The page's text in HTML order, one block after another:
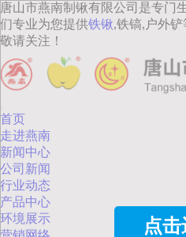
点击
唐山市燕南制锹有限公司是专门
们专业为您提供铁锹,铁镐,户外铲
敬请关注！
首页
走进燕南
新闻中心
公司新闻
行业动态
产品中心
环境展示